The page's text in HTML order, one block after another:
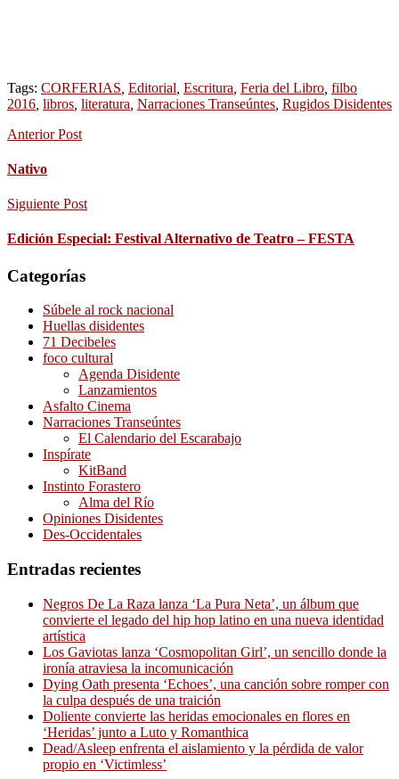
Tags: CORFERIAS Editorial Escritura Feria del Libro filbo
2016 libros literatura Narraciones Transeúntes Rugidos Disidentes
Anterior Post
Nativo
Siguiente Post
Edición Especial: Festival Alternativo de Teatro – FESTA
Categorías
Súbele al rock nacional
Huellas disidentes
71 Decibeles
foco cultural
Agenda Disidente
Lanzamientos
Asfalto Cinema
Narraciones Transeúntes
El Calendario del Escarabajo
Inspírate
KitBand
Instinto Forastero
Alma del Río
Opiniones Disidentes
Des-Occidentales
Entradas recientes
Negros De La Raza lanza ‘La Pura Neta’, un álbum que
convierte el legado del hip hop latino en una nueva identidad
artística
Los Gaviotas lanza ‘Cosmopolitan Girl’, un sencillo donde la
ironía atraviesa la incomunicación
Dying Oath presenta ‘Echoes’, una canción sobre romper con
la culpa después de una traición
Doliente convierte las heridas emocionales en flores en
‘Heridas’ junto a Luto y Romanthica
Dead/Asleep enfrenta el aislamiento y la pérdida de valor
propio en ‘Victimless’